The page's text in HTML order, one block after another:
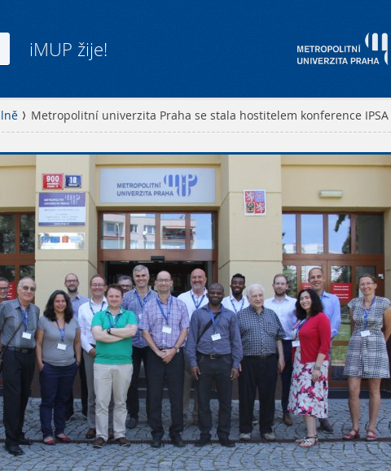
iMUP žije!
Metropolitní univerzita Praha se stala hostitelem konference IPSA